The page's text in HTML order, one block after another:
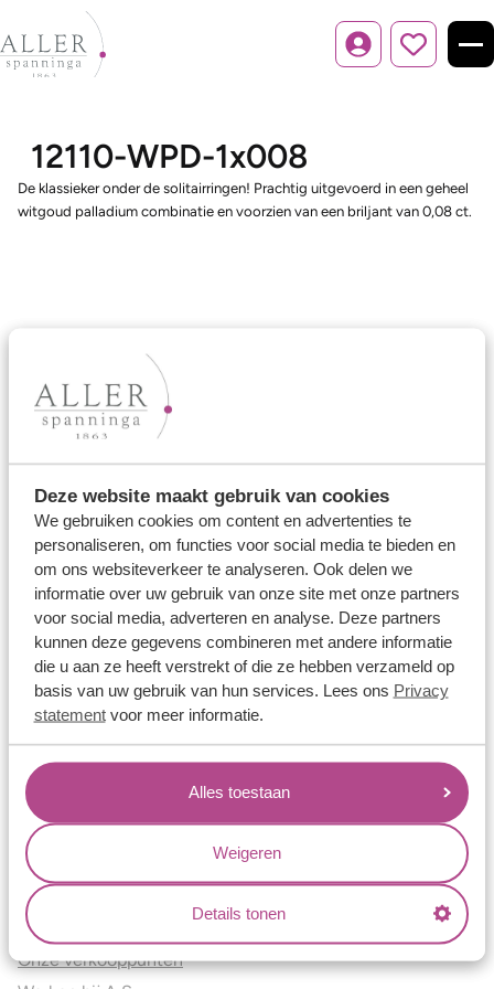
Deze website maakt gebruik van cookies
We gebruiken cookies om content en advertenties te
personaliseren, om functies voor social media te bieden en
om ons websiteverkeer te analyseren. Ook delen we
informatie over uw gebruik van onze site met onze partners
voor social media, adverteren en analyse. Deze partners
kunnen deze gegevens combineren met andere informatie
die u aan ze heeft verstrekt of die ze hebben verzameld op
basis van uw gebruik van hun services. Lees ons Privacy
statementvoor meer informatie.
Alles toestaan
Weigeren
Details tonen
Inloggen
12110-WPD-1x008
De klassieker onder de solitairringen! Prachtig uitgevoerd in een geheel
witgoud palladium combinatie en voorzien van een briljant van 0,08 ct.
Ons aanbod
Trouwringen
Memoireringen
Verlovingsringen
Vriendschapsringen
Over ons
Aller Spanninga
Historie
Certificaten
Blogs
Jouw voordelen
Conflictvrije Materialen
Oneindig veel mogelijkheden
Kwaliteit
Juweliers & Contact
Onze verkooppunten